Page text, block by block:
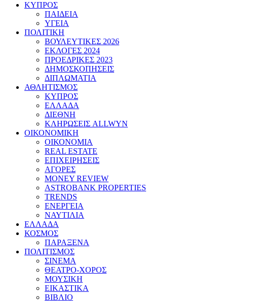
ΚΥΠΡΟΣ
ΠΑΙΔΕΙΑ
ΥΓΕΙΑ
ΠΟΛΙΤΙΚΗ
ΒΟΥΛΕΥΤΙΚΕΣ 2026
ΕΚΛΟΓΕΣ 2024
ΠΡΟΕΔΡΙΚΕΣ 2023
ΔΗΜΟΣΚΟΠΗΣΕΙΣ
ΔΙΠΛΩΜΑΤΙΑ
ΑΘΛΗΤΙΣΜΟΣ
ΚΥΠΡΟΣ
ΕΛΛΑΔΑ
ΔΙΕΘΝΗ
ΚΛΗΡΩΣΕΙΣ ALLWYN
ΟΙΚΟΝΟΜΙΚΗ
ΟΙΚΟΝΟΜΙΑ
REAL ESTATE
ΕΠΙΧΕΙΡΗΣΕΙΣ
ΑΓΟΡΕΣ
MONEY REVIEW
ASTROBANK PROPERTIES
TRENDS
ΕΝΕΡΓΕΙΑ
ΝΑΥΤΙΛΙΑ
ΕΛΛΑΔΑ
ΚΟΣΜΟΣ
ΠΑΡΑΞΕΝΑ
ΠΟΛΙΤΙΣΜΟΣ
ΣΙΝΕΜΑ
ΘΕΑΤΡΟ-ΧΟΡΟΣ
ΜΟΥΣΙΚΗ
ΕΙΚΑΣΤΙΚΑ
ΒΙΒΛΙΟ